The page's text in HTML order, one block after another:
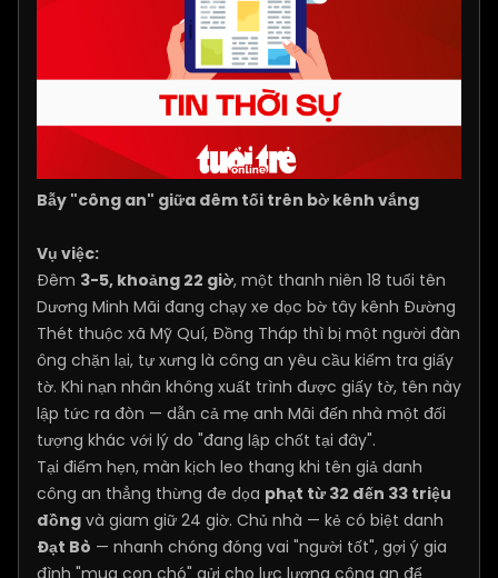
Bẫy "công an" giữa đêm tối trên bờ kênh vắng
Vụ việc:
Đêm 3-5, khoảng 22 giờ, một thanh niên 18 tuổi tên
Dương Minh Mãi đang chạy xe dọc bờ tây kênh Đường
Thét thuộc xã Mỹ Quí, Đồng Tháp thì bị một người đàn
ông chặn lại, tự xưng là công an yêu cầu kiểm tra giấy
tờ. Khi nạn nhân không xuất trình được giấy tờ, tên này
lập tức ra đòn — dẫn cả mẹ anh Mãi đến nhà một đối
tượng khác với lý do "đang lập chốt tại đây".
Tại điểm hẹn, màn kịch leo thang khi tên giả danh
công an thẳng thừng đe dọa phạt từ 32 đến 33 triệu
đồng và giam giữ 24 giờ. Chủ nhà — kẻ có biệt danh
Đạt Bò — nhanh chóng đóng vai "người tốt", gợi ý gia
đình "mua con chó" gửi cho lực lượng công an để